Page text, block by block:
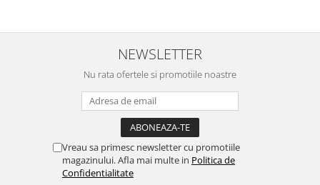
NEWSLETTER
Nu rata ofertele si promotiile noastre
Vreau sa primesc newsletter cu promotiile
magazinului. Afla mai multe in Politica de
Confidentialitate